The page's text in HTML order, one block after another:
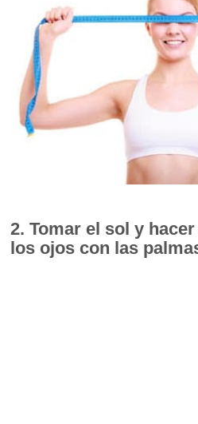
2. Tomar el sol y
los ojos con las